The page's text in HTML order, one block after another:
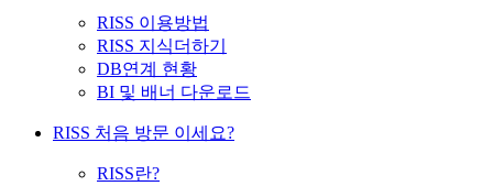
RISS 이용방법
RISS 지식더하기
DB연계 현황
BI 및 배너 다운로드
RISS 처음 방문 이세요?
RISS란?